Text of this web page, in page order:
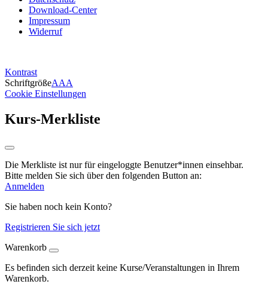
Download-Center
Impressum
Widerruf
Kontrast
SchriftgrößeAAA
Cookie Einstellungen
Kurs-Merkliste
Die Merkliste ist nur für eingeloggte Benutzer*innen einsehbar.
Bitte melden Sie sich über den folgenden Button an:
Anmelden
Sie haben noch kein Konto?
Registrieren Sie sich jetzt
Warenkorb
Es befinden sich derzeit keine Kurse/Veranstaltungen in Ihrem
Warenkorb.